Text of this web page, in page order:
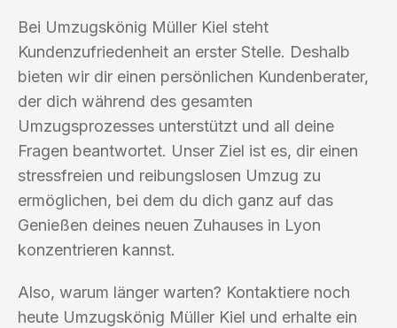
Bei Umzugskönig Müller Kiel steht
Kundenzufriedenheit an erster Stelle. Deshalb
bieten wir dir einen persönlichen Kundenberater,
der dich während des gesamten
Umzugsprozesses unterstützt und all deine
Fragen beantwortet. Unser Ziel ist es, dir einen
stressfreien und reibungslosen Umzug zu
ermöglichen, bei dem du dich ganz auf das
Genießen deines neuen Zuhauses in Lyon
konzentrieren kannst.
Also, warum länger warten? Kontaktiere noch
heute Umzugskönig Müller Kiel und erhalte ein